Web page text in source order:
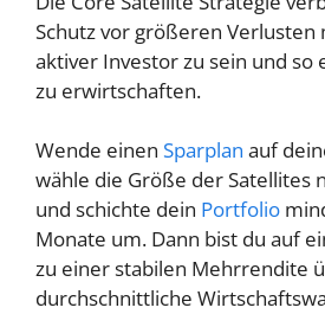
Schutz vor größeren Verlusten
aktiver Investor zu sein und
zu erwirtschaften.
Wende einen Sparplan auf
wähle die Größe der Satellites
und schichte dein Portfolio
Monate um. Dann bist du auf
zu einer stabilen Mehrrendite
durchschnittliche